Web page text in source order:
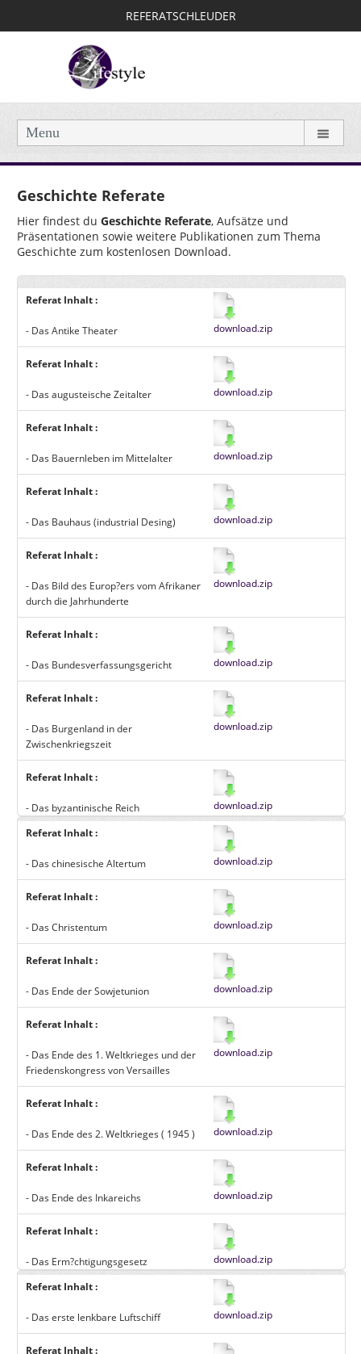
REFERATSCHLEUDER
Menu
Geschichte Referate
Hier findest duGeschichte Referate, Aufsätze und
Präsentationen sowie weitere Publikationen zum Thema
Geschichte zum kostenlosen Download.
Referat Inhalt :
- Das Antike Theater download.zip
Referat Inhalt :
- Das augusteische Zeitalter download.zip
Referat Inhalt :
- Das Bauernleben im Mittelalter download.zip
Referat Inhalt :
- Das Bauhaus (industrial Desing) download.zip
Referat Inhalt :
- Das Bild des Europ?ers vom Afrikaner
durch die Jahrhunderte
download.zip
Referat Inhalt :
- Das Bundesverfassungsgericht download.zip
Referat Inhalt :
- Das Burgenland in der
Zwischenkriegszeit
download.zip
Referat Inhalt :
- Das byzantinische Reich
download.zip
Referat Inhalt :
- Das chinesische Altertum download.zip
Referat Inhalt :
- Das Christentum download.zip
Referat Inhalt :
- Das Ende der Sowjetunion download.zip
Referat Inhalt :
- Das Ende des 1. Weltkrieges und der
Friedenskongress von Versailles
download.zip
Referat Inhalt :
- Das Ende des 2. Weltkrieges ( 1945 ) download.zip
Referat Inhalt :
- Das Ende des Inkareichs download.zip
Referat Inhalt :
- Das Erm?chtigungsgesetz
download.zip
Referat Inhalt :
- Das erste lenkbare Luftschiff download.zip
Referat Inhalt :